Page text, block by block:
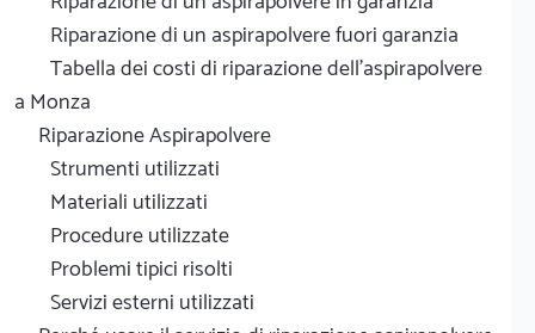
Riparazione di un aspirapolvere fuori garanzia
Tabella dei costi di riparazione dell'aspirapolvere
a Monza
Riparazione Aspirapolvere
Strumenti utilizzati
Materiali utilizzati
Procedure utilizzate
Problemi tipici risolti
Servizi esterni utilizzati